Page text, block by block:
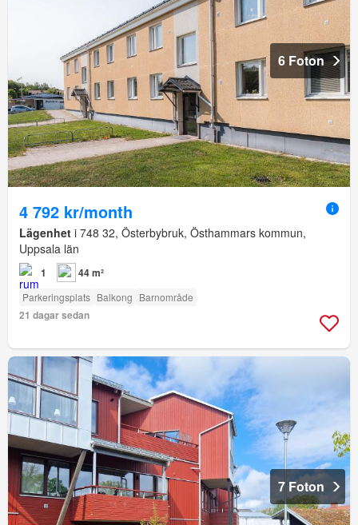
6 Foton
4 792 kr/month
Lägenhet i 748 32, Österbybruk, Östhammars kommun,
Uppsala län
1 44 m²
Parkeringsplats Balkong Barnområde
21 dagar sedan
7 Foton